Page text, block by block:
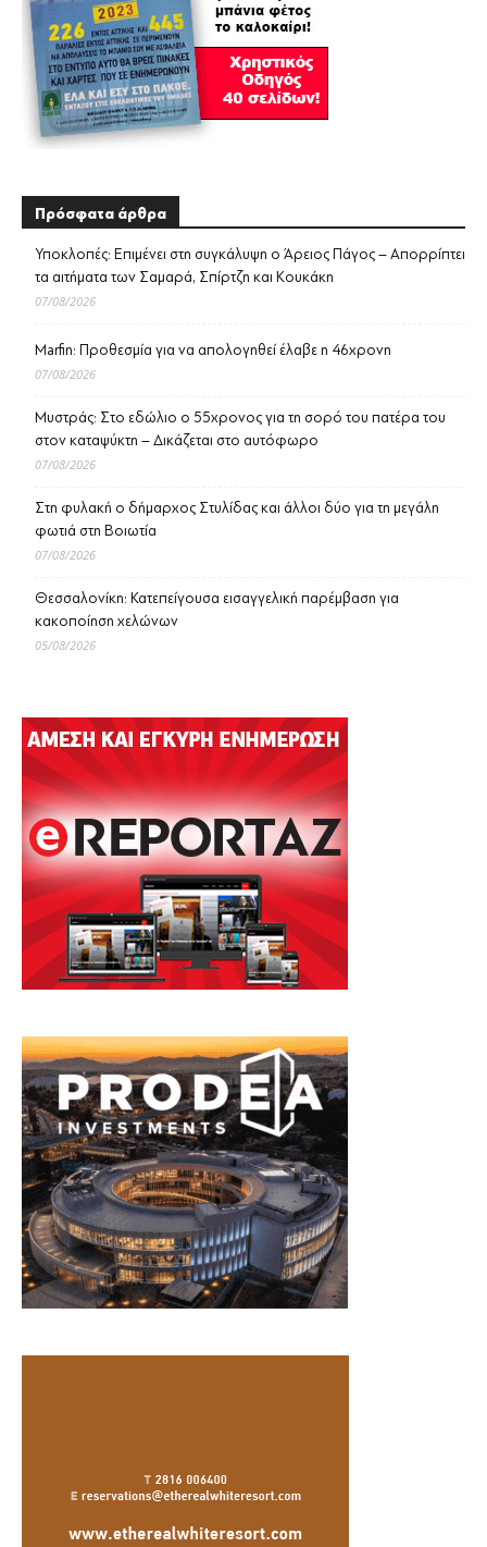
Πρόσφατα άρθρα
Υποκλοπές: Επιμένει στη συγκάλυψη ο Άρειος Πάγος – Απορρίπτει
τα αιτήματα των Σαμαρά, Σπίρτζη και Κουκάκη
07/08/2026
Marfin: Προθεσμία για να απολογηθεί έλαβε η 46χρονη
07/08/2026
Μυστράς: Στο εδώλιο ο 55χρονος για τη σορό του πατέρα του
στον καταψύκτη – Δικάζεται στο αυτόφωρο
07/08/2026
Στη φυλακή ο δήμαρχος Στυλίδας και άλλοι δύο για τη μεγάλη
φωτιά στη Βοιωτία
07/08/2026
Θεσσαλονίκη: Κατεπείγουσα εισαγγελική παρέμβαση για
κακοποίηση χελώνων
05/08/2026